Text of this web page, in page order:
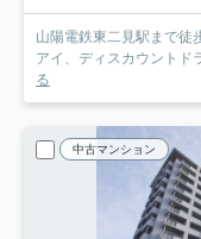
山陽電鉄東二見駅まで徒
アイ、ディスカウントド
る
中古マンション